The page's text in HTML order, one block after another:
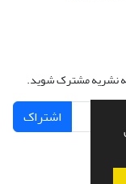
نشریه مشترک شوید.
اشتراک